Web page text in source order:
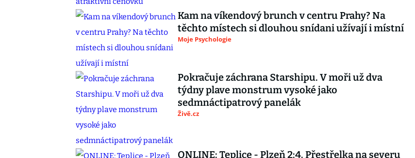
Kam na víkendový brunch v centru Prahy? Na
těchto místech si dlouhou snídani užívají i místní
Moje Psychologie
Pokračuje záchrana Starshipu. V moři už dva
týdny plave monstrum vysoké jako
sedmnáctipatrový panelák
Živě.cz
ONLINE: Teplice - Plzeň 2:4. Přestřelka na severu